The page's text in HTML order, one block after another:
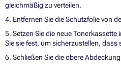
gleichmäßig zu verteilen.
4. Entfernen Sie die Schutzfolie von
5. Setzen Sie die neue
Sie sie fest, um sicherzustellen, dass
6. Schließen Sie die obere